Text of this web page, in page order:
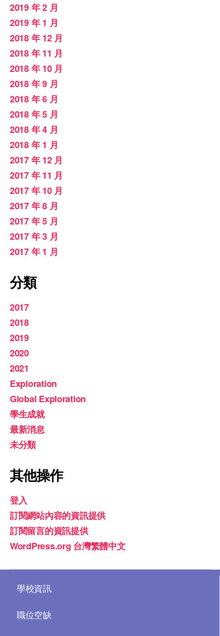
2019 年 2 月
2019 年 1 月
2018 年 12 月
2018 年 11 月
2018 年 10 月
2018 年 9 月
2018 年 6 月
2018 年 5 月
2018 年 4 月
2018 年 1 月
2017 年 12 月
2017 年 11 月
2017 年 10 月
2017 年 8 月
2017 年 5 月
2017 年 3 月
2017 年 1 月
分類
2017
2018
2019
2020
2021
Exploration
Global Exploration
學生成就
最新消息
未分類
其他操作
登入
訂閱網站內容的資訊提供
訂閱留言的資訊提供
WordPress.org 台灣繁體中文
學校資訊
職位空缺